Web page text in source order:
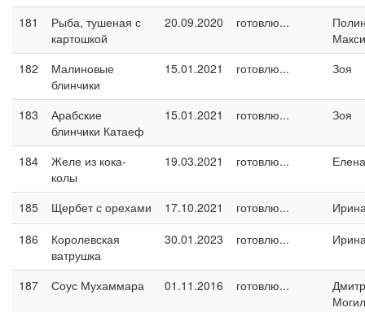
181
Рыба, тушеная с
картошкой
20.09.2020 готовлю...
182
Малиновые
блинчики
15.01.2021 готовлю... Зоя
183
Арабские
блинчики Катаеф
15.01.2021 готовлю... Зоя
184
Желе из кока-
колы
19.03.2021 готовлю...
185 Щербет с орехами 17.10.2021 готовлю...
186
Королевская
ватрушка
30.01.2023 готовлю...
187 Соус Мухаммара 01.11.2016 готовлю...